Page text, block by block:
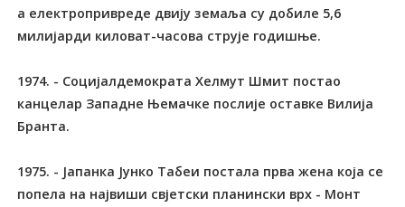
а електропривреде двију земаља су добиле 5,6
милијарди киловат-часова струје годишње.
1974. - Социјалдемократа Хелмут Шмит постао
канцелар Западне Њемачке послије оставке Вилија
Бранта.
1975. - Јапанка Јунко Табеи постала прва жена која се
попела на највиши свјетски планински врх - Монт